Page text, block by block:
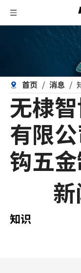
首页 / 消息 /
无棣
有限
钩五
知识